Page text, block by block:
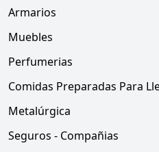
Armarios
Muebles
Perfumerias
Comidas Preparadas Para
Metalúrgica
Seguros - Compañias